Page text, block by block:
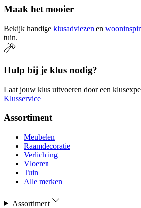
Maak het mooier
Bekijk handige klusadviezen en
tuin.
Hulp bij je klus nodig?
Laat jouw klus uitvoeren door een
Klusservice
Assortiment
Meubelen
Raamdecoratie
Verlichting
Vloeren
Tuin
Alle merken
Assortiment